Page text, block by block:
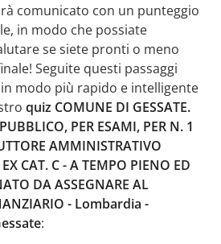
comunicato con un punteggio
in modo che possiate
se siete pronti o meno
Seguite questi passaggi
modo più rapido e intelligente
quiz COMUNE DI GESSATE.
PER ESAMI, PER N. 1
AMMINISTRATIVO
CAT. C - A TEMPO PIENO ED
DA ASSEGNARE AL
- Lombardia -
: